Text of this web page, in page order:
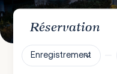
Réservation
Enregistrement